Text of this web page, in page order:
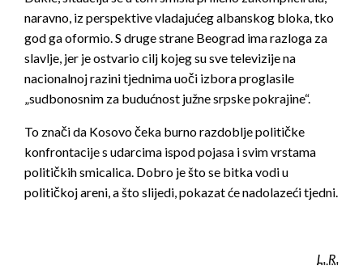
naravno, iz perspektive vladajućeg albanskog bloka, tko
god ga oformio. S druge strane Beograd ima razloga za
slavlje, jer je ostvario cilj kojeg su sve televizije na
nacionalnoj razini tjednima uoči izbora proglasile
„sudbonosnim za budućnost južne srpske pokrajine“.
To znači da Kosovo čeka burno razdoblje političke
konfrontacije s udarcima ispod pojasa i svim vrstama
političkih smicalica. Dobro je što se bitka vodi u
političkoj areni, a što slijedi, pokazat će nadolazeći tjedni.
L. R.